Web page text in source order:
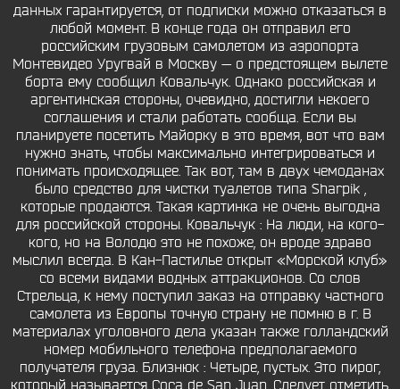
данных гарантируется, от подписки можно отказаться в
любой момент. В конце года он отправил его
российским грузовым самолетом из аэропорта
Монтевидео Уругвай в Москву — о предстоящем вылете
борта ему сообщил Ковальчук. Однако российская и
аргентинская стороны, очевидно, достигли некоего
соглашения и стали работать сообща. Если вы
планируете посетить Майорку в это время, вот что вам
нужно знать, чтобы максимально интегрироваться и
понимать происходящее. Так вот, там в двух чемоданах
было средство для чистки туалетов типа Sharpik ,
которые продаются. Такая картинка не очень выгодна
для российской стороны. Ковальчук : На люди, на кого-
кого, но на Володю это не похоже, он вроде здраво
мыслил всегда. В Кан-Пастилье открыт «Морской клуб»
со всеми видами водных аттракционов. Со слов
Стрельца, к нему поступил заказ на отправку частного
самолета из Европы точную страну не помню в г. В
материалах уголовного дела указан также голландский
номер мобильного телефона предполагаемого
получателя груза. Близнюк : Четыре, пустых. Это пирог,
который называется Coca de San Juan. Следует отметить,